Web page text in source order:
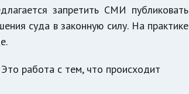
запретить СМИ публиковать
суда в законную силу. На практике
работа с тем, что происходит